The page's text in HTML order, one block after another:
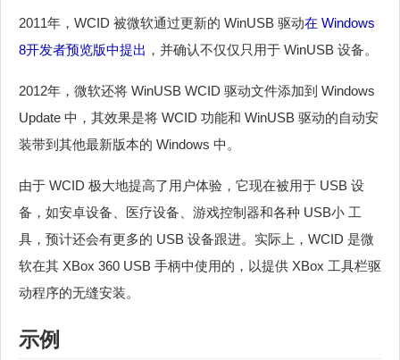
2011年，WCID 被微软通过更新的 WinUSB 驱动在 Windows
8开发者预览版中提出 ，并确认不仅仅只用于 WinUSB 设备。
2012年，微软还将 WinUSB WCID 驱动文件添加到 Windows
Update 中，其效果是将 WCID 功能和 WinUSB 驱动的自动安
装带到其他最新版本的 Windows 中。
由于 WCID 极大地提高了用户体验，它现在被用于 USB 设
备，如安卓设备、医疗设备、游戏控制器和各种 USB小 工
具，预计还会有更多的 USB 设备跟进。实际上，WCID 是微
软在其 XBox 360 USB 手柄中使用的，以提供 XBox 工具栏驱
动程序的无缝安装。
示例